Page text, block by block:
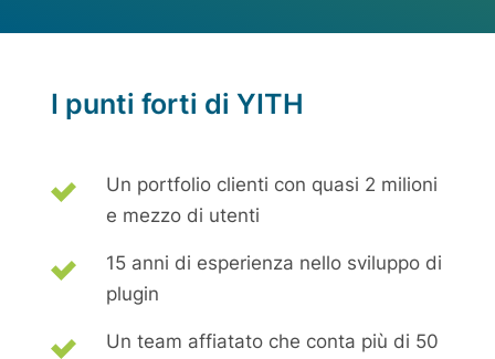
I punti forti di YITH
Un portfolio clienti con quasi 2 milioni
e mezzo di utenti
15 anni di esperienza nello sviluppo di
plugin
Un team affiatato che conta più di 50